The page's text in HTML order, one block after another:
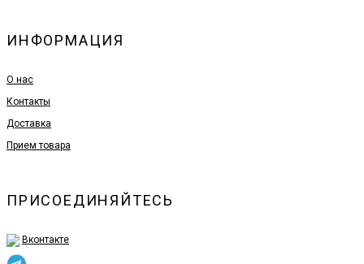
ИНФОРМАЦИЯ
О нас
Контакты
Доставка
Прием товара
ПРИСОЕДИНЯЙТЕСЬ
Вконтакте